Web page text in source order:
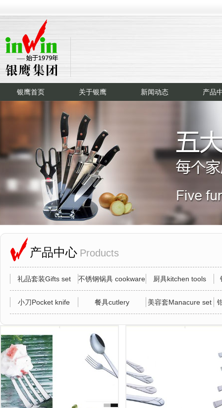
银鹰首页 关于银鹰 新闻动态 产品
产品中心 Products
礼品套装Gifts set 不锈钢锅具 cookware 厨具kitchen tools
小刀Pocket knife 餐具cutlery 美容套Manacure set